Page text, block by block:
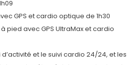
GPS et cardio optique de 1h30
pied avec GPS UltraMax et cardio
d’activité et le suivi cardio 24/24, et les